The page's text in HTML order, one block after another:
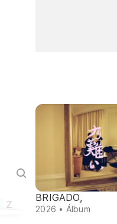
Z
BRIGADO,
2026 • Álbum